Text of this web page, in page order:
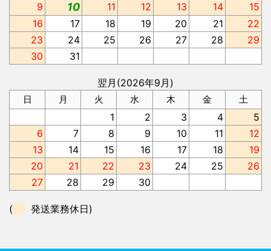
9
10 11 12 13 14
15
16
17 18 19 20 21
22
23
24 25 26 27 28
29
30
31
翌月(2026年9月)
日 月 火 水 木 金 土
1 2 3 4
5
6
7 8 9 10 11
12
13
14 15 16 17 18
19
20
21 22 23 24 25
26
27
28 29 30
( 発送業務休日)